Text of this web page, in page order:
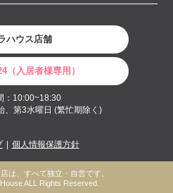
ハウス店舗
（入居者様専用）
：10:00~18:30
第3水曜日 (繁忙期除く)
個人情報保護方針
は、すべて独立・自営です。
ALL Rights Reserved.